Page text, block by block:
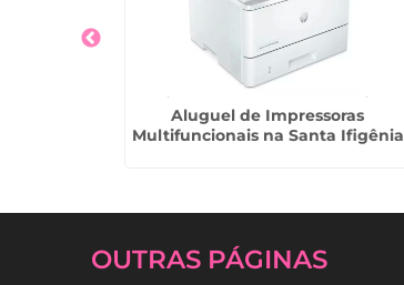
Aluguel de Impressoras
Multifuncionais na Santa Ifigênia
OUTRAS PÁGINAS